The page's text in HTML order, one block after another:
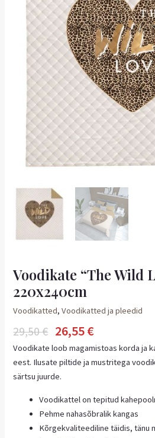
Voodikate “The Wild
220x240cm
Voodikatted,Voodikatted ja pleedid
29,50€ 26,55€
Voodikate loob magamistoas korda ja
eest. Ilusate piltide ja mustritega
särtsu juurde.
Voodikattel on tepitud
Pehme nahasõbralik kangas
Kõrgekvaliteediline täidis, tänu
kogus